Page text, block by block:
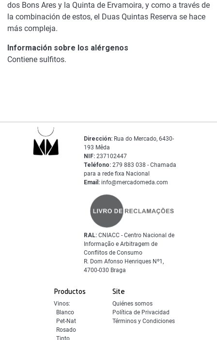
dos Bons Ares y la Quinta de Ervamoira, y como a través de
la combinación de estos, el Duas Quintas Reserva se hace
más compleja.
Información sobre los alérgenos
Contiene sulfitos.
Productos
Vinos:
Blanco
Pet-Nat
Rosado
Site
Quiénes somos
Política de Privacidad
Términos y Condiciones
Dirección: Rua do Mercado, 6430-
193 Mêda
NIF: 237102447
Teléfono: 279 883 038 - Chamada
para a rede fixa Nacional
Email: info@mercadomeda.com
RAL: CNIACC - Centro Nacional de
Informação e Arbitragem de
Conflitos de Consumo
R. Dom Afonso Henriques Nº1,
4700-030 Braga